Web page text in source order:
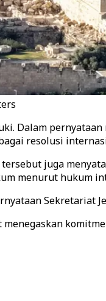
Dalam
resolusi
juga
menurut hukum
Sekretariat